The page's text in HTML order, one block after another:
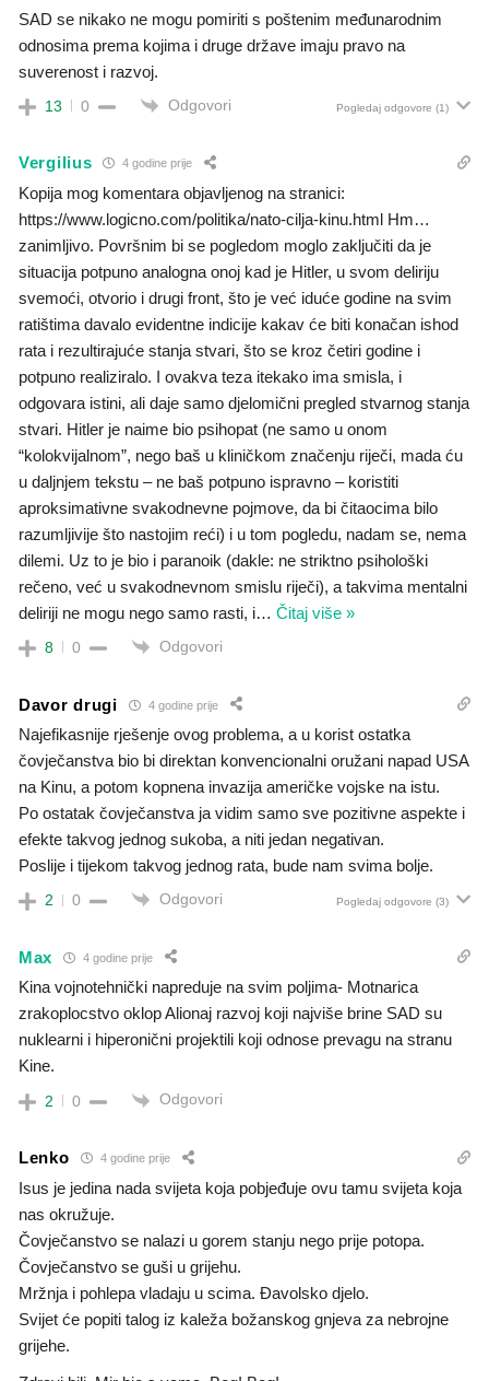
SAD se nikako ne mogu pomiriti s poštenim međunarodnim
odnosima prema kojima i druge države imaju pravo na
suverenost i razvoj.
13 0 Odgovori Pogledaj odgovore (1)
Vergilius 4 godine prije
Kopija mog komentara objavljenog na stranici:
https://www.logicno.com/politika/nato-cilja-kinu.html Hm…
zanimljivo. Površnim bi se pogledom moglo zaključiti da je
situacija potpuno analogna onoj kad je Hitler, u svom deliriju
svemoći, otvorio i drugi front, što je već iduće godine na svim
ratištima davalo evidentne indicije kakav će biti konačan ishod
rata i rezultirajuće stanja stvari, što se kroz četiri godine i
potpuno realiziralo. I ovakva teza itekako ima smisla, i
odgovara istini, ali daje samo djelomični pregled stvarnog stanja
stvari. Hitler je naime bio psihopat (ne samo u onom
“kolokvijalnom”, nego baš u kliničkom značenju riječi, mada ću
u daljnjem tekstu – ne baš potpuno ispravno – koristiti
aproksimativne svakodnevne pojmove, da bi čitaocima bilo
razumljivije što nastojim reći) i u tom pogledu, nadam se, nema
dilemi. Uz to je bio i paranoik (dakle: ne striktno psihološki
rečeno, već u svakodnevnom smislu riječi), a takvima mentalni
deliriji ne mogu nego samo rasti, i… Čitaj više »
8 0 Odgovori
Davor drugi 4 godine prije
Najefikasnije rješenje ovog problema, a u korist ostatka
čovječanstva bio bi direktan konvencionalni oružani napad USA
na Kinu, a potom kopnena invazija američke vojske na istu.
Po ostatak čovječanstva ja vidim samo sve pozitivne aspekte i
efekte takvog jednog sukoba, a niti jedan negativan.
Poslije i tijekom takvog jednog rata, bude nam svima bolje.
2 0 Odgovori Pogledaj odgovore (3)
Max 4 godine prije
Kina vojnotehnički napreduje na svim poljima- Motnarica
zrakoplocstvo oklop Alionaj razvoj koji najviše brine SAD su
nuklearni i hiperonični projektili koji odnose prevagu na stranu
Kine.
2 0 Odgovori
Lenko 4 godine prije
Isus je jedina nada svijeta koja pobjeđuje ovu tamu svijeta koja
nas okružuje.
Čovječanstvo se nalazi u gorem stanju nego prije potopa.
Čovječanstvo se guši u grijehu.
Mržnja i pohlepa vladaju u scima. Đavolsko djelo.
Svijet će popiti talog iz kaleža božanskog gnjeva za nebrojne
grijehe.